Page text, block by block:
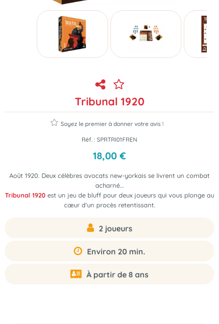
Tribunal 1920
Soyez le premier à donner votre avis !
Réf. : SPRTRI01FREN
18,00 €
Août 1920. Deux célèbres avocats new-yorkais se livrent un combat
acharné...
Tribunal 1920 est un jeu de bluff pour deux joueurs qui vous plonge au
cœur d'un procès retentissant.
2 joueurs
Environ 20 min.
À partir de 8 ans